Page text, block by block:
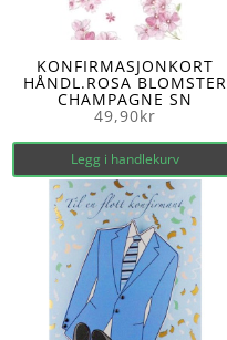
KONFIRMASJONKORT
HÅNDL.ROSA BLOMSTER
CHAMPAGNE SN
49,90kr
Legg i handlekurv